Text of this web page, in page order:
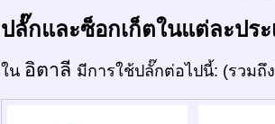
ปลั๊กและซ็อกเก็ตในแต่ละประ
ใน อิตาลี มีการใช้ปลั๊กต่อไปนี้: (รวมถึ